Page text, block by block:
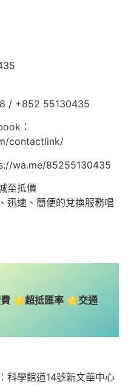
/ +852 55130435
：
contactlink/
wa.me/85255130435
至抵價
迅速、簡便的兌換服務唱
🌟超抵匯率 🌟交通
科學館道14號新文華中心